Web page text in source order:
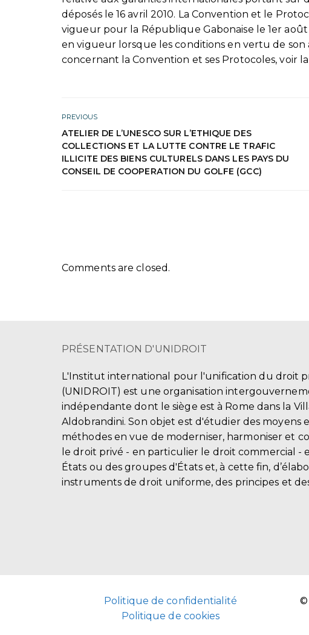
déposés le 16 avril 2010. La Convention et le
vigueur pour la République Gabonaise le 1er
en vigueur lorsque les conditions en vertu de son
concernant la Convention et ses Protocoles, voir
PREVIOUS
ATELIER DE L’UNESCO SUR L’ETHIQUE DES
COLLECTIONS ET LA LUTTE CONTRE LE TRAFIC
ILLICITE DES BIENS CULTURELS DANS LES PAYS DU
CONSEIL DE COOPERATION DU GOLFE (GCC)
Comments are closed.
PRÉSENTATION D'UNIDROIT
L'Institut international pour l'unification du droit
(UNIDROIT) est une organisation
indépendante dont le siège est à Rome dans la
Aldobrandini. Son objet est d'étudier des moyens
méthodes en vue de moderniser, harmoniser et
le droit privé - en particulier le droit commercial -
États ou des groupes d'États et, à cette fin,
instruments de droit uniforme, des principes et
Politique de confidentialité
Politique de cookies
©